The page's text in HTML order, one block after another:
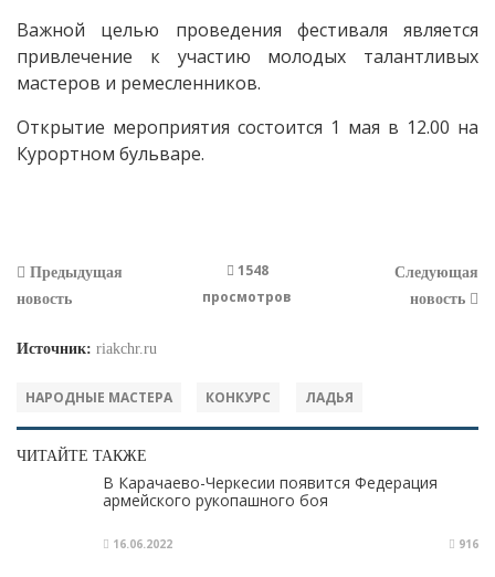
Важной целью проведения фестиваля является
привлечение к участию молодых талантливых
мастеров и ремесленников.
Открытие мероприятия состоится 1 мая в 12.00 на
Курортном бульваре.
Предыдущая
новость
1548
просмотров
Следующая
новость
Источник: riakchr.ru
НАРОДНЫЕ МАСТЕРА КОНКУРС ЛАДЬЯ
ЧИТАЙТЕ ТАКЖЕ
В Карачаево-Черкесии появится Федерация
армейского рукопашного боя
16.06.2022 916